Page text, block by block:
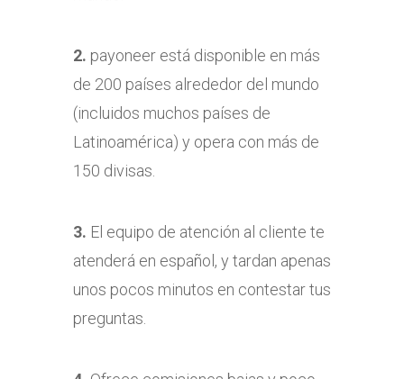
2. payoneer está disponible en más
de 200 países alrededor del mundo
(incluidos muchos países de
Latinoamérica) y opera con más de
150 divisas.
3. El equipo de atención al cliente te
atenderá en español, y tardan apenas
unos pocos minutos en contestar tus
preguntas.